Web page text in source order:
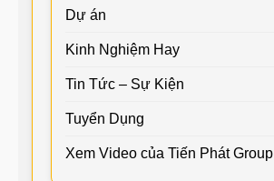
Dự án
Kinh Nghiệm Hay
Tin Tức – Sự Kiện
Tuyển Dụng
Xem Video của Tiến Phát Group